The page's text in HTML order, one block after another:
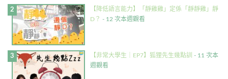
【降低語言能力】「靜雞雞」定係「靜靜雞」靜
D？ - 12 次本週觀看
【非常大學生｜EP7】狐狸先生幾點訓 - 11 次本
週觀看